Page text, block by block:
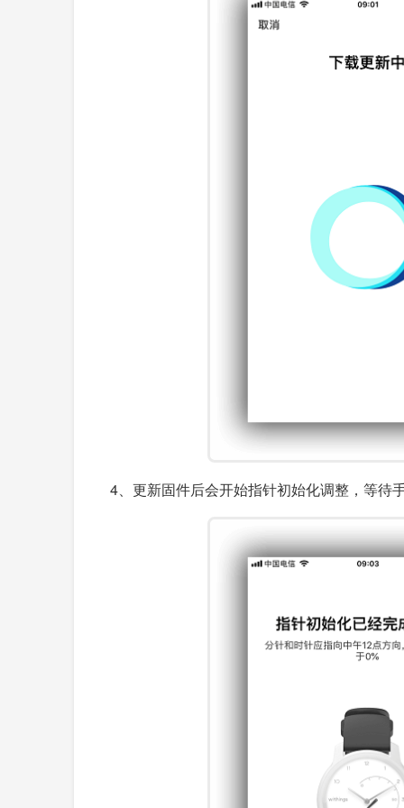
4、更新固件后会开始指针初始化调整，等待